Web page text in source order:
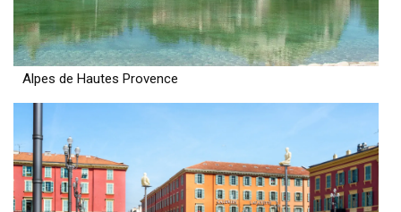
Alpes de Hautes Provence